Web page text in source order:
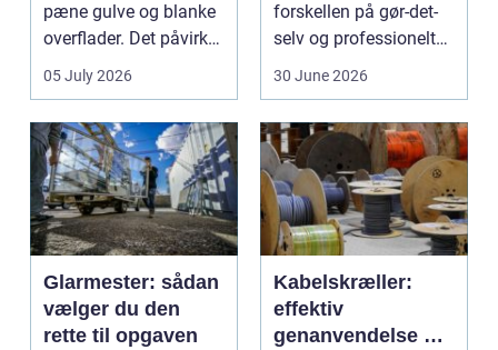
pæne gulve og blanke
overflader. Det påvirker
både arbejdsmi...
05 July 2026
forskellen på gør-det-
selv og professionelt
arbejde er of...
30 June 2026
Glarmester: sådan
vælger du den
rette til opgaven
Kabelskræller:
effektiv
genanvendelse og